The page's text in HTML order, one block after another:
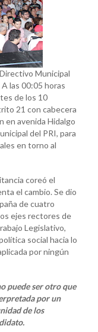
grandeza
del
21”
Municipal
las 00:05 horas
de los 10
21 con cabecera
en avenida Hidalgo
del PRI, para
en torno al
coreó el
el cambio. Se dio
de cuatro
ejes rectores de
Legislativo,
social hacia lo
por ningún
puede ser otro que
por un
de los